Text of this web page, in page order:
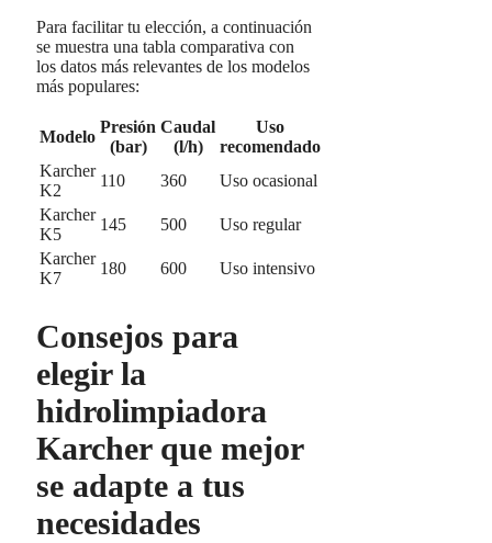
Para facilitar tu elección, a continuación
se muestra una tabla comparativa con
los datos más relevantes de los modelos
más populares:
Modelo
Presión
(bar)
Caudal
(l/h)
Uso
recomendado
Karcher
K2
110 360
Uso ocasional
Karcher
K5
145 500
Uso regular
Karcher
K7
180 600 Uso intensivo
Consejos para
elegir la
hidrolimpiadora
Karcher que mejor
se adapte a tus
necesidades